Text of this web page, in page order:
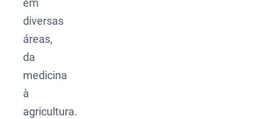
em
diversas
áreas,
da
medicina
à
agricultura.